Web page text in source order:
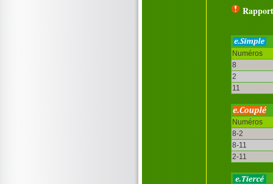
Numéros
8
2
11
Numéros
8-2
8-11
2-11